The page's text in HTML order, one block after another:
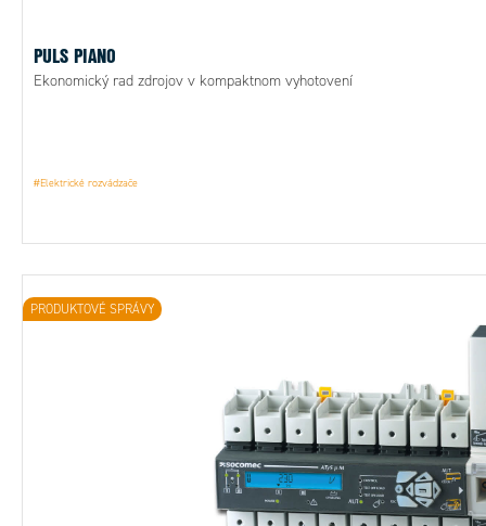
PULS PIANO
Ekonomický rad zdrojov v kompaktnom vyhotovení
#Elektrické rozvádzače
PRODUKTOVÉ SPRÁVY